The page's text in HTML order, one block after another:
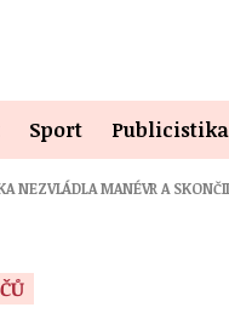
Sport Publicistika
NEZVLÁDLA MANÉVR A